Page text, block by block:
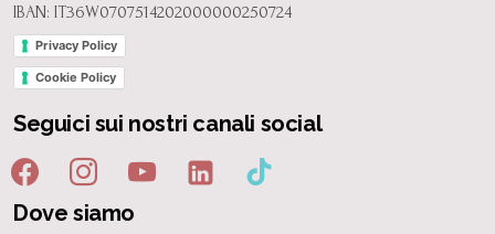
IBAN: IT36W0707514202000000250724
Privacy Policy
Cookie Policy
Seguici sui nostri canali social
Dove siamo